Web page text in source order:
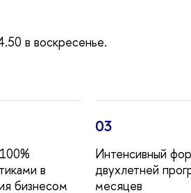
в воскресенье.
бизнесом
03
Интенсивный
двухлетней
месяце